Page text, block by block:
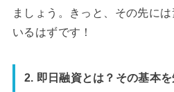
ましょう。きっと、その先に
いるはずです！
2. 即日融資とは？その基本を